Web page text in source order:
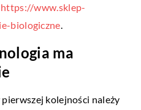
https://www.sklep-
biologiczne.
ma
kolejności należy